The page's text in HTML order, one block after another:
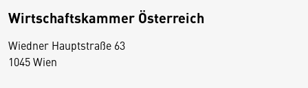
Wirtschaftskammer Österreich
Wiedner Hauptstraße 63
1045 Wien
D